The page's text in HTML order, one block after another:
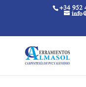
+34 952